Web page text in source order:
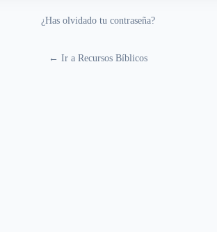
¿Has olvidado tu contraseña?
← Ir a Recursos Bíblicos